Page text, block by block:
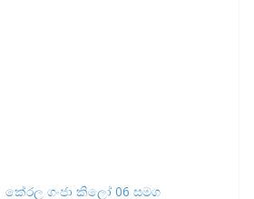
කේරල ගංජා කිලෝ 06 සමග